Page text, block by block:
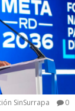
SinSurrapa 0